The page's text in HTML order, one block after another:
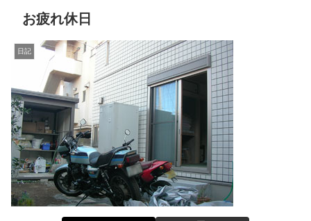
お疲れ休日
日記